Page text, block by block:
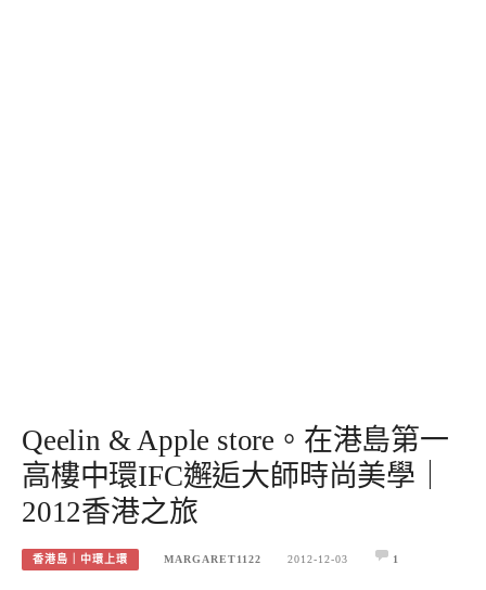
Qeelin & Apple store。在港島第一
高樓中環IFC邂逅大師時尚美學｜
2012香港之旅
香港島｜中環上環 MARGARET1122 2012-12-03 1